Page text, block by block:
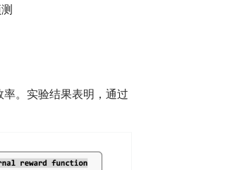
。实验结果表明，通过